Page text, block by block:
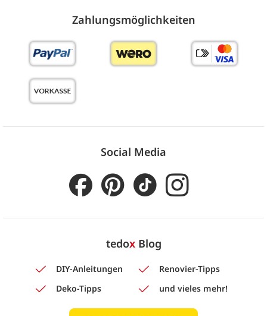
Zahlungs­möglich­keiten
Social Media
tedoxBlog
DIY-Anleitungen
Renovier-Tipps
Deko-Tipps
und vieles mehr!